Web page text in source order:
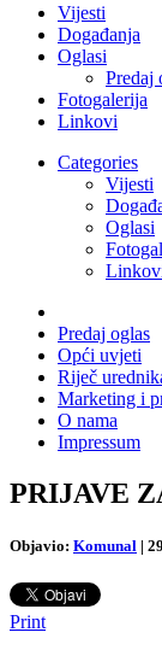
Vijesti
Događanja
Oglasi
Predaj
Fotogalerija
Linkovi
Categories
Vijesti
Oglasi
Predaj oglas
Opći uvjeti
Riječ
Marketing i
O nama
Impressum
PRIJAVE
Objavio: Komunal |
Print